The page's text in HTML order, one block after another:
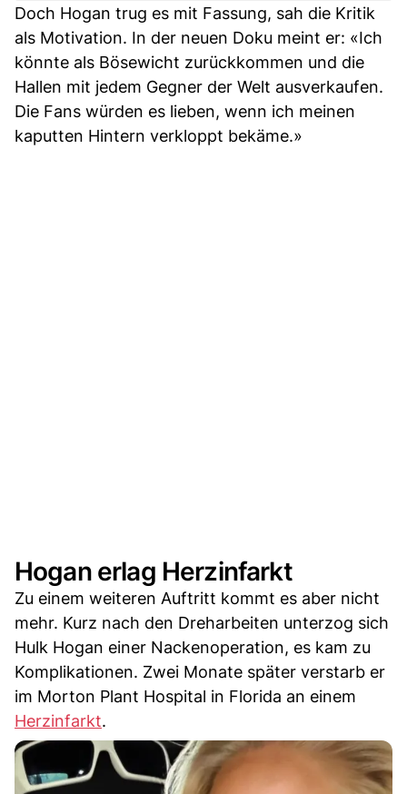
Doch Hogan trug es mit Fassung, sah die Kritik
als Motivation. In der neuen Doku meint er: «Ich
könnte als Bösewicht zurückkommen und die
Hallen mit jedem Gegner der Welt ausverkaufen.
Die Fans würden es lieben, wenn ich meinen
kaputten Hintern verkloppt bekäme.»
Hogan erlag Herzinfarkt
Zu einem weiteren Auftritt kommt es aber nicht
mehr. Kurz nach den Dreharbeiten unterzog sich
Hulk Hogan einer Nackenoperation, es kam zu
Komplikationen. Zwei Monate später verstarb er
im Morton Plant Hospital in Florida an einem
Herzinfarkt.